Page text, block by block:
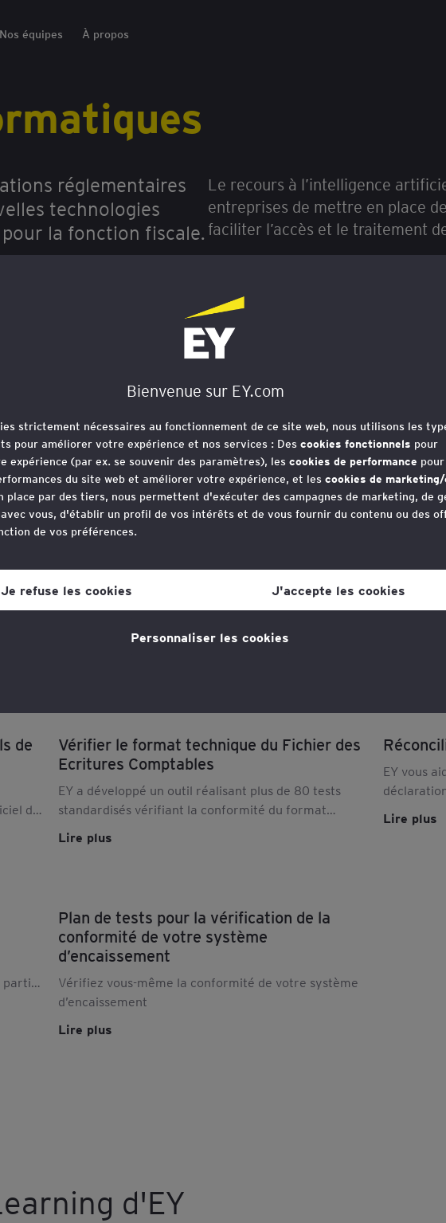
Nos équipes À propos
réglementaires
technologies
la fonction fiscale.
Le recours à l’intelligence
entreprises de mettre en place
faciliter l’accès et le traitement
Nos équipes ont développé des
aider dans la gestion de vos
accompagner le déploiement
stratégie fiscale.
d'EY
de sa demande de remboursement de TVA
communautaire ?
communautaires en vous assurant de la conformité
Pour un
votre
de
de
Vérifier le format technique du Fichier des
Ecritures Comptables
EY a développé un outil réalisant plus de 80 tests
standardisés vérifiant la conformité du format
Lire plus
EY vous
Lire plus
partir
Plan de tests pour la vérification de la
conformité de votre système
d’encaissement
Vérifiez vous-même la conformité de votre système
d’encaissement
Lire plus
d'EY
Bienvenue sur EY.com
strictement nécessaires au fonctionnement de ce site web, nous utilisons les
pour améliorer votre expérience et nos services : Des cookies fonctionnels pour
expérience (par ex. se souvenir des paramètres), les cookies de performance pour
du site web et améliorer votre expérience, et les cookies de
place par des tiers, nous permettent d'exécuter des campagnes de marketing, de
vous, d'établir un profil de vos intérêts et de vous fournir du contenu ou des
de vos préférences.
à un lien dans la politique en matière de cookies, que vous trouverez au bas de
politique en matière de cookiespour plus d'informations."
Je refuse les cookies J'accepte les cookies
Personnaliser les cookies